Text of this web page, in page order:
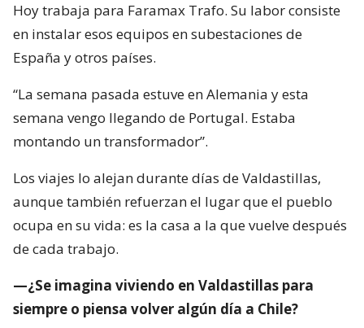
Hoy trabaja para Faramax Trafo. Su labor consiste
en instalar esos equipos en subestaciones de
España y otros países.
“La semana pasada estuve en Alemania y esta
semana vengo llegando de Portugal. Estaba
montando un transformador”.
Los viajes lo alejan durante días de Valdastillas,
aunque también refuerzan el lugar que el pueblo
ocupa en su vida: es la casa a la que vuelve después
de cada trabajo.
—¿Se imagina viviendo en Valdastillas para
siempre o piensa volver algún día a Chile?